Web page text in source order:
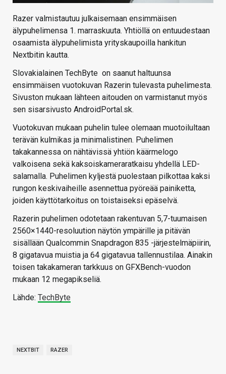
Razer valmistautuu julkaisemaan ensimmäisen
älypuhelimensa 1. marraskuuta. Yhtiöllä on entuudestaan
osaamista älypuhelimista yrityskaupoilla hankitun
Nextbitin kautta.
Slovakialainen TechByte on saanut haltuunsa
ensimmäisen vuotokuvan Razerin tulevasta puhelimesta.
Sivuston mukaan lähteen aitouden on varmistanut myös
sen sisarsivusto AndroidPortal.sk.
Vuotokuvan mukaan puhelin tulee olemaan muotoilultaan
terävän kulmikas ja minimalistinen. Puhelimen
takakannessa on nähtävissä yhtiön käärmelogo
valkoisena sekä kaksoiskameraratkaisu yhdellä LED-
salamalla. Puhelimen kyljestä puolestaan pilkottaa kaksi
rungon keskivaiheille asennettua pyöreää painiketta,
joiden käyttötarkoitus on toistaiseksi epäselvä.
Razerin puhelimen odotetaan rakentuvan 5,7-tuumaisen
2560×1440-resoluution näytön ympärille ja pitävän
sisällään Qualcommin Snapdragon 835 -järjestelmäpiirin,
8 gigatavua muistia ja 64 gigatavua tallennustilaa. Ainakin
toisen takakameran tarkkuus on GFXBench-vuodon
mukaan 12 megapikseliä.
Lähde: TechByte
NEXTBIT RAZER